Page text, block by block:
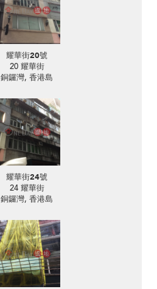
耀華街20號
20 耀華街
銅鑼灣, 香港島
耀華街24號
24 耀華街
銅鑼灣, 香港島